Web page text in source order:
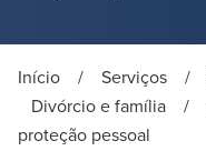
Início / Serviços /
Divórcio e família
/
proteção pessoal